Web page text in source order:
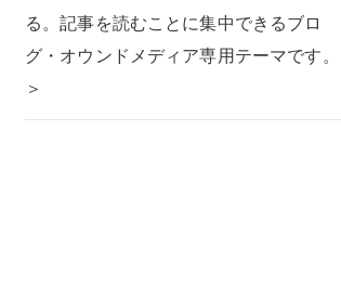
る。記事を読むことに集中できるブロ
グ・オウンドメディア専用テーマです。
＞